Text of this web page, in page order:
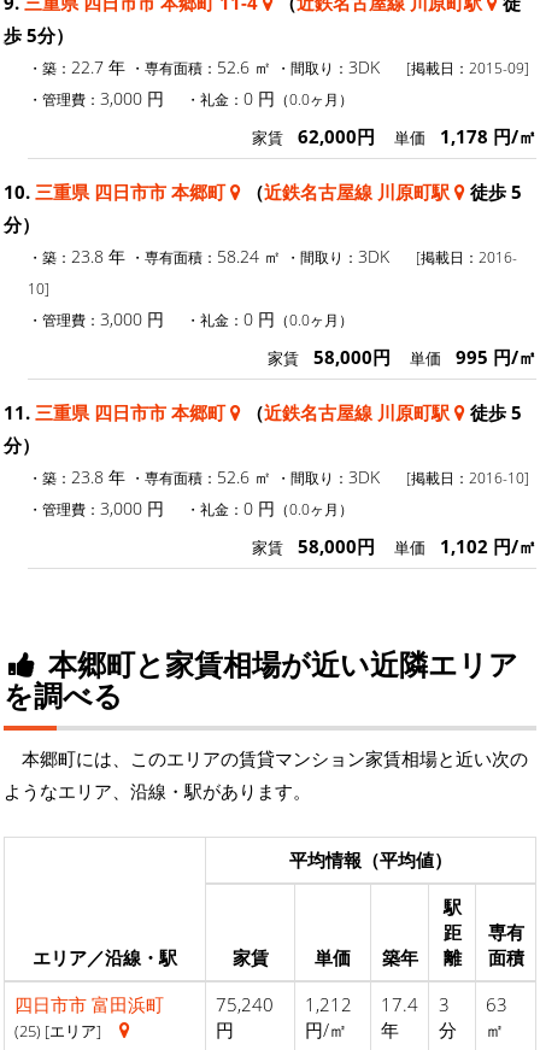
歩 5分）
・築： 22.7 年 ・専有面積： 52.6 ㎡ ・間取り： 3DK
[掲載日：2015-09]
・管理費： 3,000 円 ・礼金： 0 円 （0.0ヶ月）
家賃 62,000円 単価 1,178 円/㎡
10. 三重県 四日市市 本郷町 （近鉄名古屋線 川原町駅
徒歩 5
分）
・築： 23.8 年 ・専有面積： 58.24 ㎡ ・間取り： 3DK
[掲載日：2016-
10]
・管理費： 3,000 円 ・礼金： 0 円 （0.0ヶ月）
家賃 58,000円 単価 995 円/㎡
11. 三重県 四日市市 本郷町 （近鉄名古屋線 川原町駅
徒歩 5
分）
・築： 23.8 年 ・専有面積： 52.6 ㎡ ・間取り： 3DK
[掲載日：2016-10]
・管理費： 3,000 円 ・礼金： 0 円 （0.0ヶ月）
家賃 58,000円 単価 1,102 円/㎡
本郷町と家賃相場が近い近隣エリア
を調べる
本郷町には、このエリアの賃貸マンション家賃相場と近い次の
ようなエリア、沿線・駅があります。
エリア／沿線・駅
平均情報（平均値）
家賃 単価 築年
駅
距
離
専有
面積
四日市市 富田浜町
(25) [エリア]
75,240
円
1,212
円/㎡
17.4
年
3
分
63
㎡